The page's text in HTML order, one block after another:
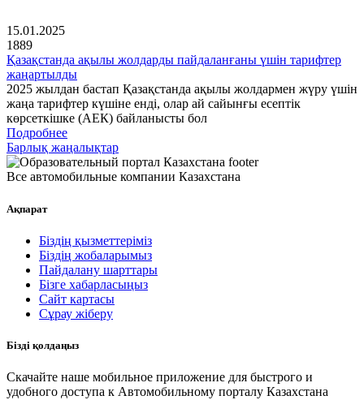
15.01.2025
1889
Қазақстанда ақылы жолдарды пайдаланғаны үшін тарифтер
жаңартылды
2025 жылдан бастап Қазақстанда ақылы жолдармен жүру үшін
жаңа тарифтер күшіне енді, олар ай сайынғы есептік
көрсеткішке (АЕК) байланысты бол
Подробнее
Барлық жаңалықтар
Все автомобильные компании Казахстана
Ақпарат
Біздің қызметтеріміз
Біздің жобаларымыз
Пайдалану шарттары
Бізге хабарласыңыз
Сайт картасы
Сұрау жіберу
Бізді қолдаңыз
Скачайте наше мобильное приложение для быстрого и
удобного доступа к Автомобильному порталу Казахстана